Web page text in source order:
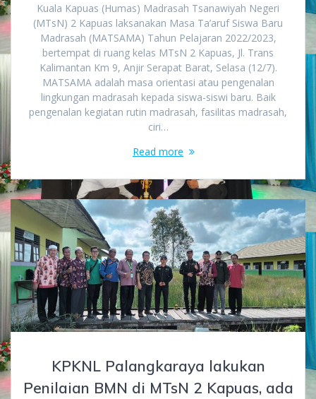
Kuala Kapuas (Humas) Madrasah Tsanawiyah Negeri
(MTsN) 2 Kapuas laksanakan Masa Ta’aruf Siswa Baru
Madrasah (MATSAMA) Tahun Pelajaran 2022/2023,
bertempat di ruang kelas MTsN 2 Kapuas, Jl. Trans
Kalimantan Km 9, Anjir Serapat Barat, Selasa (12/7).
MATSAMA adalah masa orientasi atau pengenalan
lingkungan madrasah kepada siswa-siswi baru. Baik
pengenalan kegiatan rutin madrasah, fasilitas madrasah,
ciri…
Read more
KPKNL Palangkaraya lakukan
Penilaian BMN di MTsN 2 Kapuas, ada